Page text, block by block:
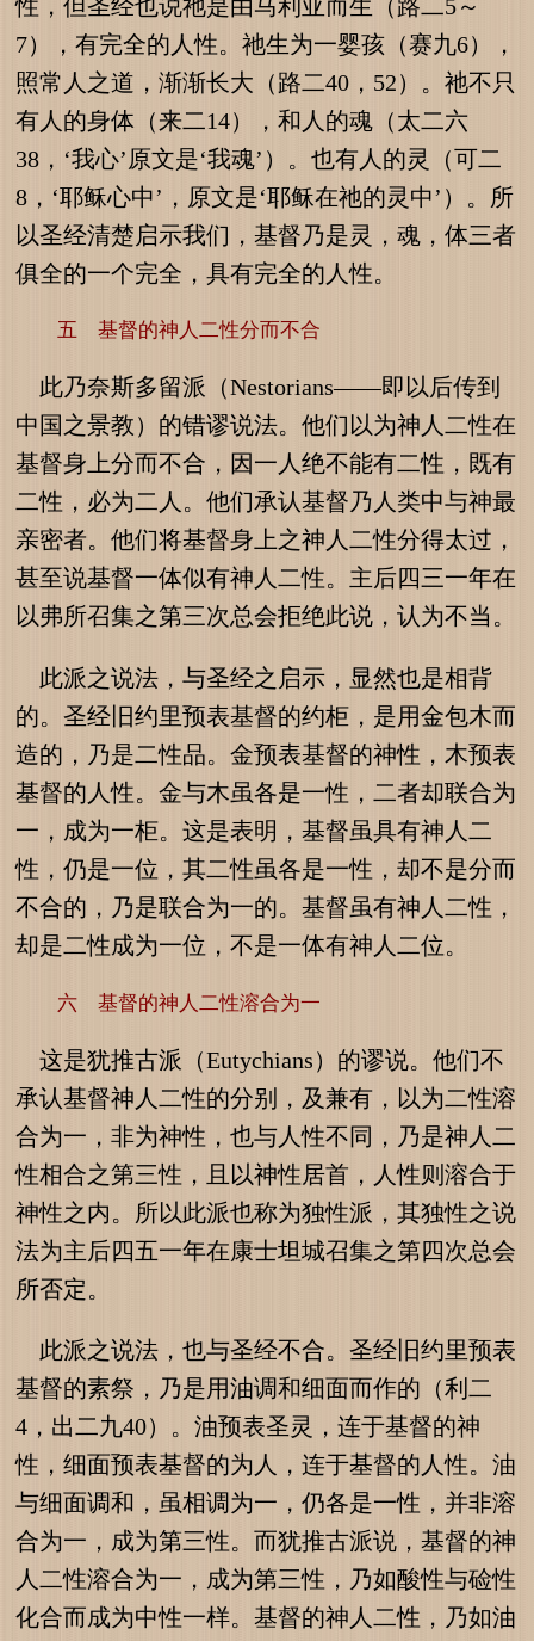
性，但圣经也说祂是由马利亚而生（路二5～
7），有完全的人性。祂生为一婴孩（赛九6），
照常人之道，渐渐长大（路二40，52）。祂不只
有人的身体（来二14），和人的魂（太二六
38，‘我心’原文是‘我魂’）。也有人的灵（可二
8，‘耶稣心中’，原文是‘耶稣在祂的灵中’）。所
以圣经清楚启示我们，基督乃是灵，魂，体三者
俱全的一个完全，具有完全的人性。
五 基督的神人二性分而不合
此乃奈斯多留派（Nestorians——即以后传到
中国之景教）的错谬说法。他们以为神人二性在
基督身上分而不合，因一人绝不能有二性，既有
二性，必为二人。他们承认基督乃人类中与神最
亲密者。他们将基督身上之神人二性分得太过，
甚至说基督一体似有神人二性。主后四三一年在
以弗所召集之第三次总会拒绝此说，认为不当。
此派之说法，与圣经之启示，显然也是相背
的。圣经旧约里预表基督的约柜，是用金包木而
造的，乃是二性品。金预表基督的神性，木预表
基督的人性。金与木虽各是一性，二者却联合为
一，成为一柜。这是表明，基督虽具有神人二
性，仍是一位，其二性虽各是一性，却不是分而
不合的，乃是联合为一的。基督虽有神人二性，
却是二性成为一位，不是一体有神人二位。
六 基督的神人二性溶合为一
这是犹推古派（Eutychians）的谬说。他们不
承认基督神人二性的分别，及兼有，以为二性溶
合为一，非为神性，也与人性不同，乃是神人二
性相合之第三性，且以神性居首，人性则溶合于
神性之内。所以此派也称为独性派，其独性之说
法为主后四五一年在康士坦城召集之第四次总会
所否定。
此派之说法，也与圣经不合。圣经旧约里预表
基督的素祭，乃是用油调和细面而作的（利二
4，出二九40）。油预表圣灵，连于基督的神
性，细面预表基督的为人，连于基督的人性。油
与细面调和，虽相调为一，仍各是一性，并非溶
合为一，成为第三性。而犹推古派说，基督的神
人二性溶合为一，成为第三性，乃如酸性与硷性
化合而成为中性一样。基督的神人二性，乃如油